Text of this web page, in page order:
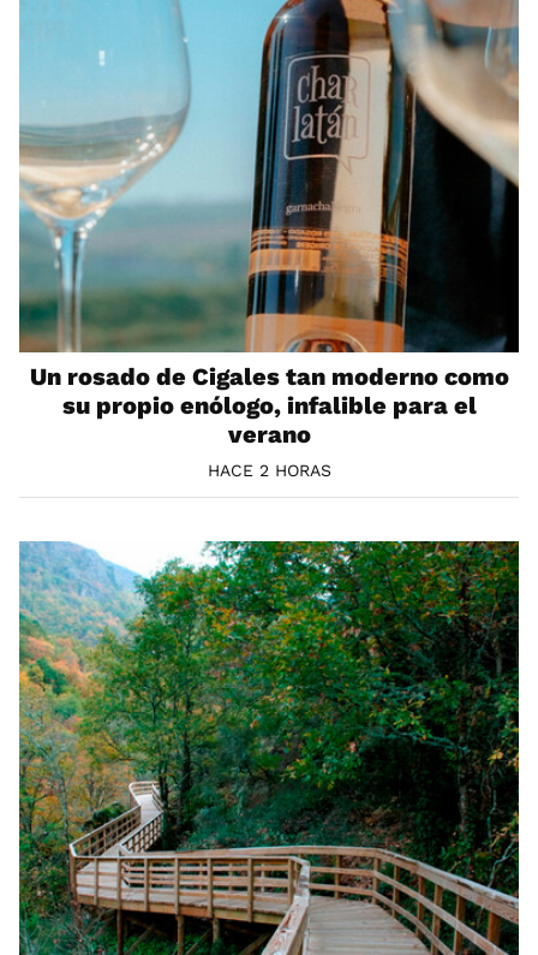
Un rosado de Cigales tan moderno como
su propio enólogo, infalible para el
verano
HACE 2 HORAS